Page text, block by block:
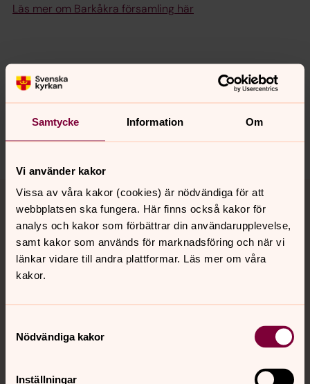
Samtycke Information Om
Vi använder kakor
Vissa av våra kakor (cookies) är nödvändiga för att
webbplatsen ska fungera. Här finns också kakor för
analys och kakor som förbättrar din användarupplevelse,
samt kakor som används för marknadsföring och när vi
länkar vidare till andra plattformar. Läs mer om våra
kakor.
Nödvändiga kakor
Inställningar
Läs mer om Barkåkra församling här
Synpunkter eller frågor på sidans
innehåll?
norra.oland.pastorat@svenskakyrkan.se
Dela
Tillbaka till toppen
Tillbaka till innehållet
Kontakt
Kalender